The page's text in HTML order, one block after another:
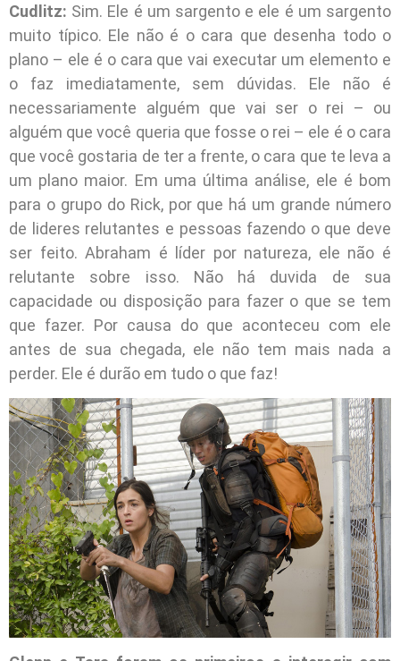
Cudlitz: Sim. Ele é um sargento e ele é um sargento
muito típico. Ele não é o cara que desenha todo o
plano – ele é o cara que vai executar um elemento e
o faz imediatamente, sem dúvidas. Ele não é
necessariamente alguém que vai ser o rei – ou
alguém que você queria que fosse o rei – ele é o cara
que você gostaria de ter a frente, o cara que te leva a
um plano maior. Em uma última análise, ele é bom
para o grupo do Rick, por que há um grande número
de lideres relutantes e pessoas fazendo o que deve
ser feito. Abraham é líder por natureza, ele não é
relutante sobre isso. Não há duvida de sua
capacidade ou disposição para fazer o que se tem
que fazer. Por causa do que aconteceu com ele
antes de sua chegada, ele não tem mais nada a
perder. Ele é durão em tudo o que faz!